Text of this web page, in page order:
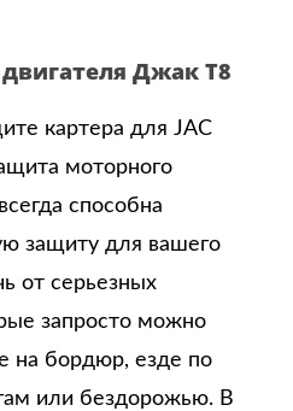
Джак T8
картера для JAC
моторного
способна
защиту для вашего
от серьезных
запросто можно
на бордюр, езде по
или бездорожью. В